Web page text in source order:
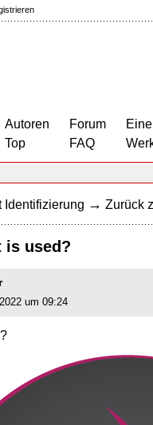
Autoren
Top
Forum
FAQ
Identifizierung → Zurück
is used?
um 09:24